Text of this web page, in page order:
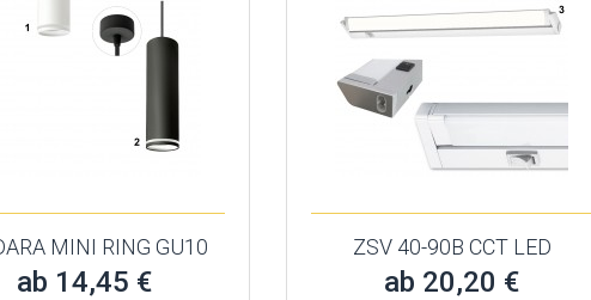
MINI RING GU10
ab 14,45 €
ZSV 40-90B CCT LED
ab 20,20 €